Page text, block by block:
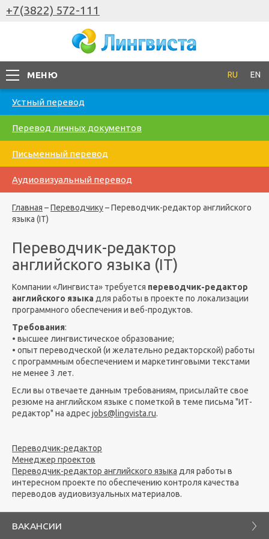
+7(3822) 572-111
МЕНЮ RU EN
Устный перевод
Перевод личных документов
Письменный перевод
Аудиовизуальный перевод
Главная –Переводчику–Переводчик-редактор английского
языка (IT)
Переводчик-редактор
английского языка (IT)
Компании «Лингвиста» требуется переводчик-редактор
английского языка для работы в проекте по локализации
программного обеспечения и веб-продуктов.
Требования:
• высшее лингвистическое образование;
• опыт переводческой (и желательно редакторской) работы
с программным обеспечением и маркетинговыми текстами
не менее 3 лет.
Если вы отвечаете данным требованиям, присылайте свое
резюме на английском языке с пометкой в теме письма "ИТ-
редактор" на адрес jobs@lingvista.ru.
Переводчик-редактор
Менеджер проектов
Переводчик-редактор английского языка для работы в
интересном проекте по обеспечению контроля качества
переводов аудиовизуальных материалов.
ВАКАНСИИ